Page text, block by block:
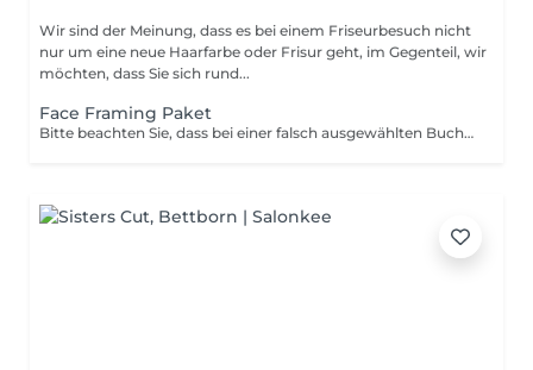
Wir sind der Meinung, dass es bei einem Friseurbesuch nicht
nur um eine neue Haarfarbe oder Frisur geht, im Gegenteil, wir
möchten, dass Sie sich rund...
Face Framing Paket
Bitte beachten Sie, dass bei einer falsch ausgewählten Buchungsoption keine Garantie für die Erbringung der Dienstleistung besteht. Danke für Ihr Verständnis.